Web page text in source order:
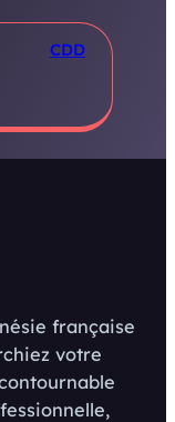
CDD
française
votre